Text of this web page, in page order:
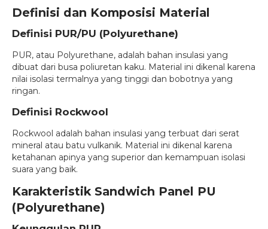
Definisi dan Komposisi Material
Definisi PUR/PU (Polyurethane)
PUR, atau Polyurethane, adalah bahan insulasi yang
dibuat dari busa poliuretan kaku. Material ini dikenal karena
nilai isolasi termalnya yang tinggi dan bobotnya yang
ringan.
Definisi Rockwool
Rockwool adalah bahan insulasi yang terbuat dari serat
mineral atau batu vulkanik. Material ini dikenal karena
ketahanan apinya yang superior dan kemampuan isolasi
suara yang baik.
Karakteristik Sandwich Panel PU
(Polyurethane)